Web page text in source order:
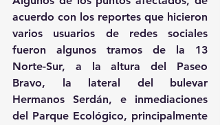
acuerdo con los reportes que hicieron
varios usuarios de redes sociales
fueron algunos tramos de la 13
Norte-Sur, a la altura del Paseo
Bravo, la lateral del bulevar
Hermanos Serdán, e inmediaciones
del Parque Ecológico, principalmente